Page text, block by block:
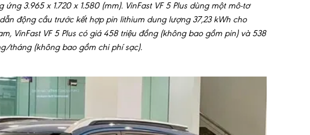
3.965 x 1.720 x 1.580 (mm). VinFast VF 5 Plus dùng một mô-tơ
động cầu trước kết hợp pin lithium dung lượng 37,23 kWh cho
VinFast VF 5 Plus có giá 458 triệu đồng (không bao gồm pin) và 538
tháng (không bao gồm chi phí sạc).